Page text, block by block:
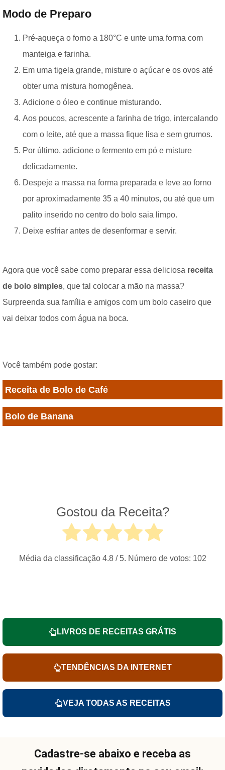
Modo de Preparo
Pré-aqueça o forno a 180°C e unte uma forma com
manteiga e farinha.
Em uma tigela grande, misture o açúcar e os ovos até
obter uma mistura homogênea.
Adicione o óleo e continue misturando.
Aos poucos, acrescente a farinha de trigo, intercalando
com o leite, até que a massa fique lisa e sem grumos.
Por último, adicione o fermento em pó e misture
delicadamente.
Despeje a massa na forma preparada e leve ao forno
por aproximadamente 35 a 40 minutos, ou até que um
palito inserido no centro do bolo saia limpo.
Deixe esfriar antes de desenformar e servir.
Agora que você sabe como preparar essa deliciosa receita
de bolo simples, que tal colocar a mão na massa?
Surpreenda sua família e amigos com um bolo caseiro que
vai deixar todos com água na boca.
Você também pode gostar:
Receita de Bolo de Café
Bolo de Banana
Gostou da Receita?
Média da classificação 4.8/ 5. Número de votos: 102
LIVROS DE RECEITAS GRÁTIS
TENDÊNCIAS DA INTERNET
VEJA TODAS AS RECEITAS
Cadastre-se abaixo e receba as